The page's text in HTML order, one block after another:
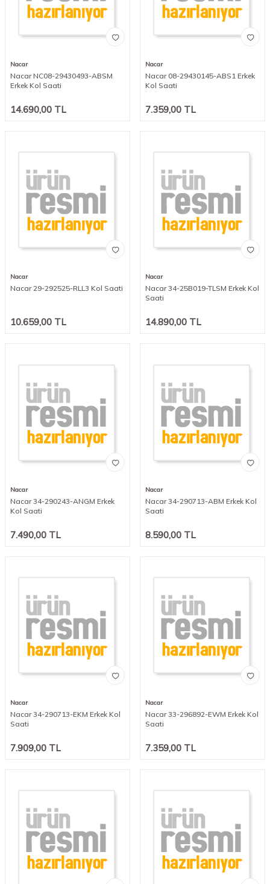
Nacar
Nacar NC08-29430493-ABSM
Erkek Kol Saati
14.690,00 TL
Nacar
Nacar 08-29430145-ABS1 Erkek
Kol Saati
7.359,00 TL
Nacar
Nacar 29-292525-RLL3 Kol Saati
10.659,00 TL
Nacar
Nacar 34-25B019-TLSM Erkek Kol
Saati
14.890,00 TL
Nacar
Nacar 34-290243-ANGM Erkek
Kol Saati
7.490,00 TL
Nacar
Nacar 34-290713-ABM Erkek Kol
Saati
8.590,00 TL
Nacar
Nacar 34-290713-EKM Erkek Kol
Saati
7.909,00 TL
Nacar
Nacar 33-296892-EWM Erkek Kol
Saati
7.359,00 TL